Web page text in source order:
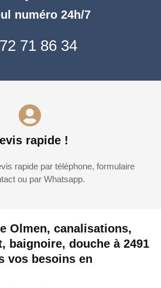
Olmen, canalisations,
baignoire, douche à 2491
vos besoins en
numéro 24h/7
71 86 34
rapide !
rapide par téléphone, formulaire
ou par Whatsapp.